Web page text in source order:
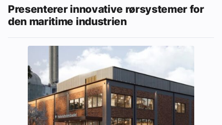
Presenterer innovative rørsystemer for
den maritime industrien